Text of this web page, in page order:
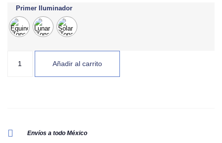
Primer Iluminador
Añadir al carrito
Envíos a todo México